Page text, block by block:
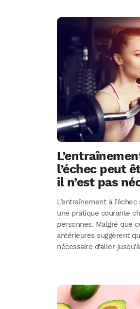
l’échec peut
il n’est pas
L’entraînement à
une pratique courante
personnes. Malgré que
antérieures suggèrent
nécessaire d’aller